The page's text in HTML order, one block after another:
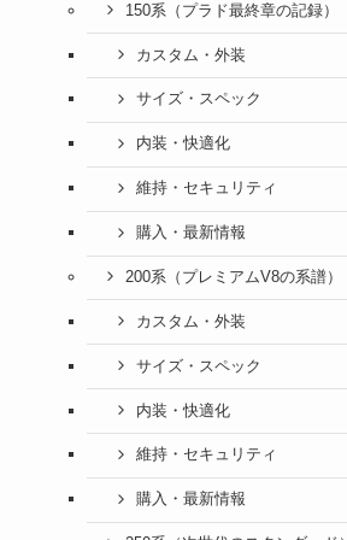
150系（プラド最終章の記録）
カスタム・外装
サイズ・スペック
内装・快適化
維持・セキュリティ
購入・最新情報
200系（プレミアムV8の系譜）
カスタム・外装
サイズ・スペック
内装・快適化
維持・セキュリティ
購入・最新情報